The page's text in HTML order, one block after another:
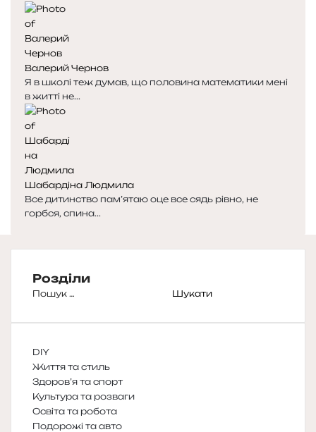
Валерий Чернов
Я в школі теж думав, що половина математики мені
в житті не...
Шабардіна Людмила
Все дитинство пам’ятаю оце все сядь рівно, не
горбся, спина...
Розділи
Пошук:
DIY
Життя та стиль
Здоров’я та спорт
Культура та розваги
Освіта та робота
Подорожі та авто